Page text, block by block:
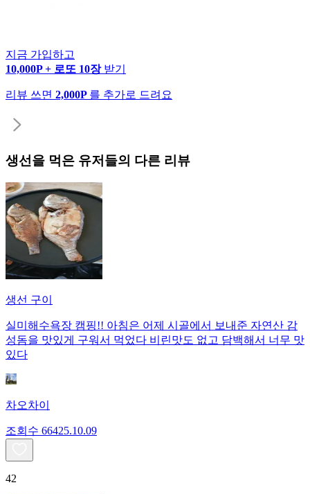
지금 가입하고
10,000P + 로또 10장 받기
리뷰 쓰면 2,000P 를 추가로 드려요
생선을 먹은 유저들의 다른 리뷰
생선 구이
실미해수욕장 캠핑!! 아침은 어제 시골에서 보내준 자연산 감
성돔을 맛있게 구워서 먹었다 비린맛도 없고 담백해서 너무 맛
있다
차오차이
조회수 66425.10.09
42